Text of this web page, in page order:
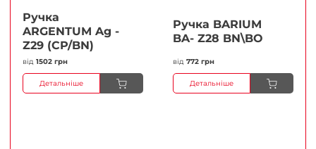
Ручка
ARGENTUM Ag -
Z29 (CP/BN)
від 1502 грн
Детальніше
Ручка BARIUM
BA- Z28 BN\BO
від 772 грн
Детальніше